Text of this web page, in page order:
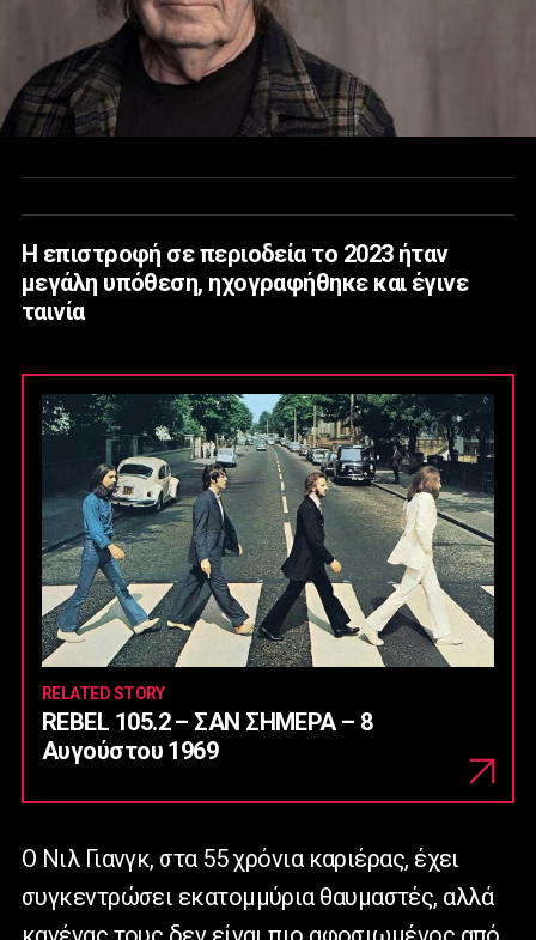
Η επιστροφή σε περιοδεία το 2023 ήταν
μεγάλη υπόθεση, ηχογραφήθηκε και έγινε
ταινία
RELATED STORY
REBEL 105.2 – ΣΑΝ ΣΗΜΕΡΑ – 8
Αυγούστου 1969
Ο Νιλ Γιανγκ, στα 55 χρόνια καριέρας, έχει
συγκεντρώσει εκατομμύρια θαυμαστές, αλλά